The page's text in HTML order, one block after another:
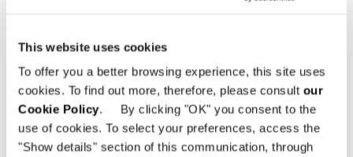
This website uses cookies
To offer you a better browsing experience, this site uses
cookies. To find out more, therefore, please consult our
Cookie Policy. By clicking "OK" you consent to the
use of cookies. To select your preferences, access the
"Show details" section of this communication, through